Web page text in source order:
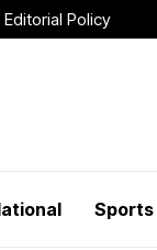
Editorial Policy
Sports